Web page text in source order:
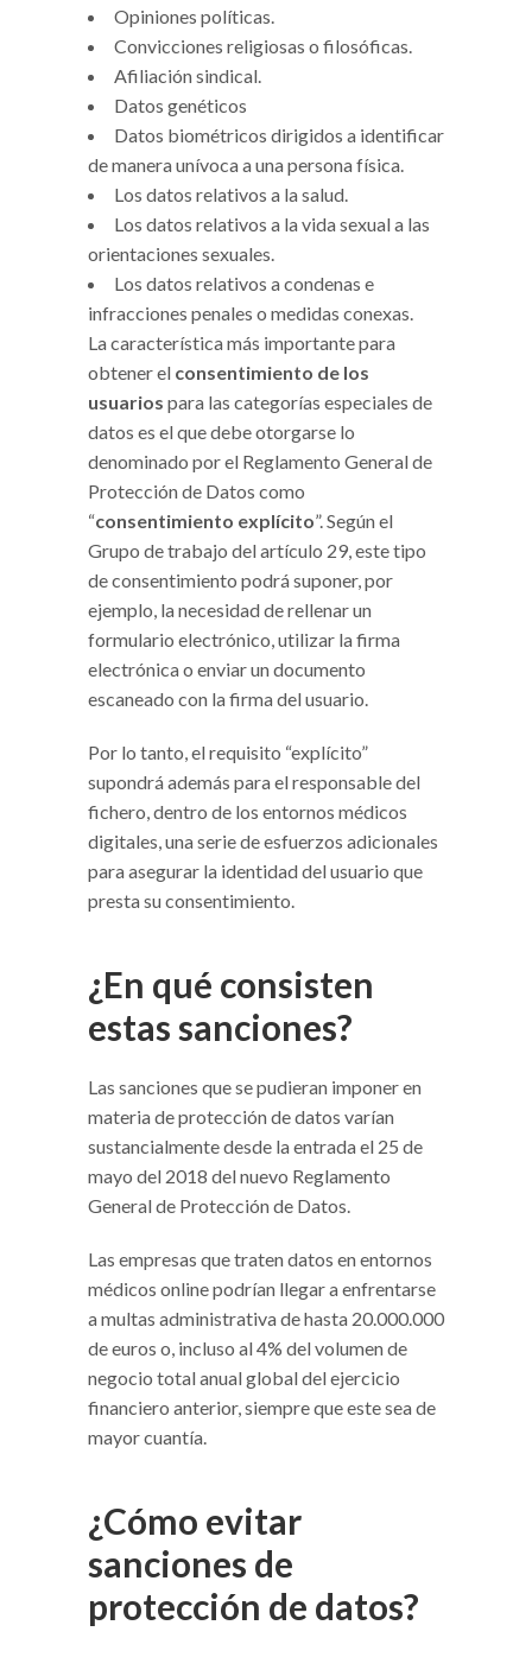
Opiniones políticas.
Convicciones religiosas o filosóficas.
Afiliación sindical.
Datos genéticos
Datos biométricos dirigidos a identificar
de manera unívoca a una persona física.
Los datos relativos a la salud.
Los datos relativos a la vida sexual a las
orientaciones sexuales.
Los datos relativos a condenas e
infracciones penales o medidas conexas.
La característica más importante para
obtener el consentimiento de los
usuarios para las categorías especiales de
datos es el que debe otorgarse lo
denominado por el Reglamento General de
Protección de Datos como
“consentimiento explícito”. Según el
Grupo de trabajo del artículo 29, este tipo
de consentimiento podrá suponer, por
ejemplo, la necesidad de rellenar un
formulario electrónico, utilizar la firma
electrónica o enviar un documento
escaneado con la firma del usuario.
Por lo tanto, el requisito “explícito”
supondrá además para el responsable del
fichero, dentro de los entornos médicos
digitales, una serie de esfuerzos adicionales
para asegurar la identidad del usuario que
presta su consentimiento.
¿En qué consisten
estas sanciones?
Las sanciones que se pudieran imponer en
materia de protección de datos varían
sustancialmente desde la entrada el 25 de
mayo del 2018 del nuevo Reglamento
General de Protección de Datos.
Las empresas que traten datos en entornos
médicos online podrían llegar a enfrentarse
a multas administrativa de hasta 20.000.000
de euros o, incluso al 4% del volumen de
negocio total anual global del ejercicio
financiero anterior, siempre que este sea de
mayor cuantía.
¿Cómo evitar
sanciones de
protección de datos?